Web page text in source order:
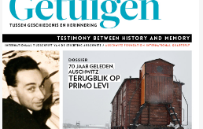
Nr. 119 (12/2014) 70 jaar geleden:
Auschwitz. Terugblik op Primo
Levi